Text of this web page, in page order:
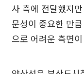
사 측에 전달했지
문성이 중요한 만
으로 어려운 측면